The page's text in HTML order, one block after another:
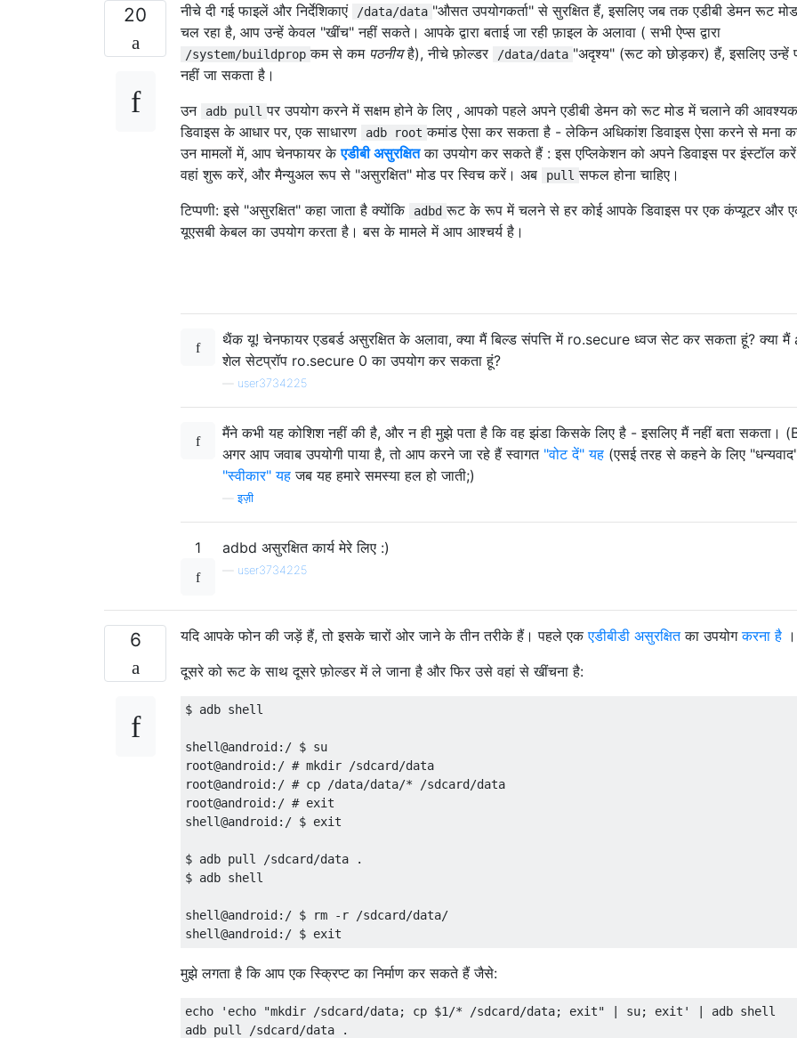
20 नीचे दी गई फाइलें और निर्देशिकाएं /data/data "औसत उपयोगकर्ता" से सुरक्षित हैं, इसलिए जब तक एडीबी डेमन रूट
चल रहा है, आप उन्हें केवल "खींच" नहीं सकते। आपके द्वारा बताई जा रही फ़ाइल के अलावा ( सभी ऐप्स द्वारा
/system/buildprop कम से कम पठनीयहै), नीचे फ़ोल्डर /data/data "अदृश्य" (रूट को छोड़कर) हैं, इसलिए उन्हें
नहीं जा सकता है।
उन
adb pull पर उपयोग करने में सक्षम होने के लिए , आपको पहले अपने एडीबी डेमन को रूट मोड में चलाने की
डिवाइस के आधार पर, एक साधारण
adb root कमांड ऐसा कर सकता है - लेकिन अधिकांश डिवाइस ऐसा करने से मना
उन मामलों में, आप चेनफायर केएडीबी असुरक्षितका उपयोग कर सकते हैं : इस एप्लिकेशन को अपने डिवाइस पर इंस्टॉल
वहां शुरू करें, और मैन्युअल रूप से "असुरक्षित" मोड पर स्विच करें। अब
pull सफल होना चाहिए।
टिप्पणी: इसे "असुरक्षित" कहा जाता है क्योंकि
adbd रूट के रूप में चलने से हर कोई आपके डिवाइस पर एक कंप्यूटर और
यूएसबी केबल का उपयोग करता है। बस के मामले में आप आश्चर्य है।
थैंक यू! चेनफायर एडबर्ड असुरक्षित के अलावा, क्या मैं बिल्ड संपत्ति में ro.secure ध्वज सेट कर सकता हूं? क्या मैं
शेल सेटप्रॉप ro.secure 0 का उपयोग कर सकता हूं?
user3734225
मैंने कभी यह कोशिश नहीं की है, और न ही मुझे पता है कि वह झंडा किसके लिए है - इसलिए मैं नहीं बता सकता।
अगर आप जवाब उपयोगी पाया है, तो आप करने जा रहे हैं स्वागत "वोट दें" यह (एसई तरह से कहने के लिए
"स्वीकार" यह जब यह हमारे समस्या हल हो जाती;)
—इज़ी
1 adbd असुरक्षित कार्य मेरे लिए :)
user3734225
6 यदि आपके फोन की जड़ें हैं, तो इसके चारों ओर जाने के तीन तरीके हैं। पहले एकएडीबीडी असुरक्षितका उपयोगकरना है ।
दूसरे को रूट के साथ दूसरे फ़ोल्डर में ले जाना है और फिर उसे वहां से खींचना है:
$ adb shell
shell@android:/ $ su
root@android:/ # mkdir /sdcard/data
root@android:/ # cp /data/data/* /sdcard/data
root@android:/ # exit
shell@android:/ $ exit
$ adb pull /sdcard/data .
$ adb shell
shell@android:/ $ rm -r /sdcard/data/
मुझे लगता है कि आप एक स्क्रिप्ट का निर्माण कर सकते हैं जैसे:
echo 'echo "mkdir /sdcard/data; cp $1/* /sdcard/data; exit" | su; exit' | adb shell
adb pull /sdcard/data .